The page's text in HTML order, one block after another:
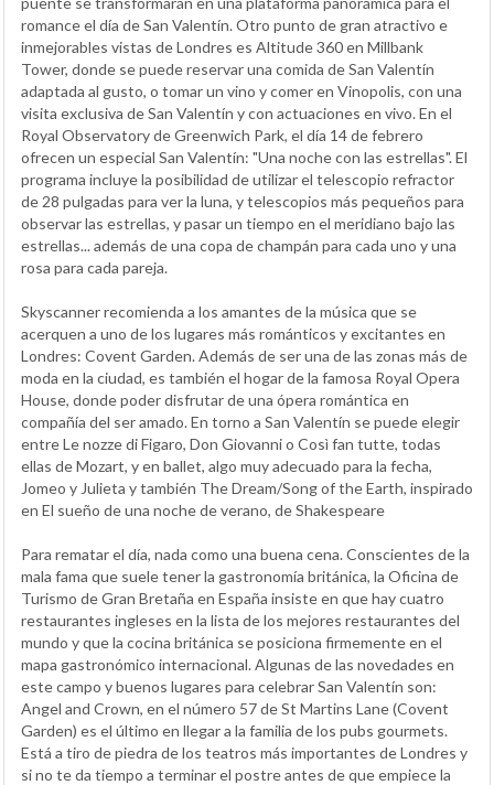
romance el día de San Valentín. Otro punto de gran atractivo e
inmejorables vistas de Londres es Altitude 360 en Millbank
Tower, donde se puede reservar una comida de San Valentín
adaptada al gusto, o tomar un vino y comer en Vinopolis, con una
visita exclusiva de San Valentín y con actuaciones en vivo. En el
Royal Observatory de Greenwich Park, el día 14 de febrero
ofrecen un especial San Valentín: "Una noche con las estrellas". El
programa incluye la posibilidad de utilizar el telescopio refractor
de 28 pulgadas para ver la luna, y telescopios más pequeños para
observar las estrellas, y pasar un tiempo en el meridiano bajo las
estrellas... además de una copa de champán para cada uno y una
rosa para cada pareja.
Skyscanner recomienda a los amantes de la música que se
acerquen a uno de los lugares más románticos y excitantes en
Londres: Covent Garden. Además de ser una de las zonas más de
moda en la ciudad, es también el hogar de la famosa Royal Opera
House, donde poder disfrutar de una ópera romántica en
compañía del ser amado. En torno a San Valentín se puede elegir
entre Le nozze di Figaro, Don Giovanni o Così fan tutte, todas
ellas de Mozart, y en ballet, algo muy adecuado para la fecha,
Jomeo y Julieta y también The Dream/Song of the Earth, inspirado
en El sueño de una noche de verano, de Shakespeare
Para rematar el día, nada como una buena cena. Conscientes de la
mala fama que suele tener la gastronomía británica, la Oficina de
Turismo de Gran Bretaña en España insiste en que hay cuatro
restaurantes ingleses en la lista de los mejores restaurantes del
mundo y que la cocina británica se posiciona firmemente en el
mapa gastronómico internacional. Algunas de las novedades en
este campo y buenos lugares para celebrar San Valentín son:
Angel and Crown, en el número 57 de St Martins Lane (Covent
Garden) es el último en llegar a la familia de los pubs gourmets.
Está a tiro de piedra de los teatros más importantes de Londres y
si no te da tiempo a terminar el postre antes de que empiece la